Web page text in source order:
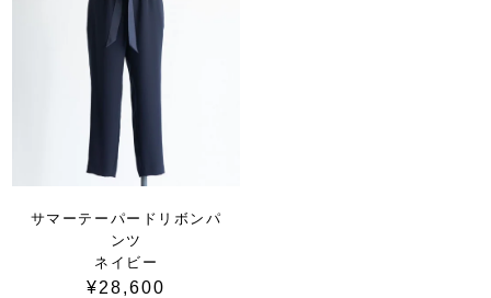
サマーテーパードリボンパ
ンツ
ネイビー
¥28,600